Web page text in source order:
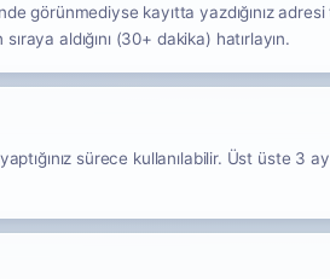
görünmediyse kayıtta yazdığınız
aldığını (30+ dakika) hatırlayın.
sürece kullanılabilir. Üst üste 3